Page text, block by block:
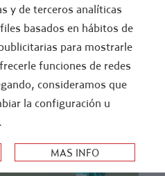
POR PAREJAS
y de terceros analíticas
basados en hábitos de
para mostrarle
funciones de redes
consideramos que
la configuración u